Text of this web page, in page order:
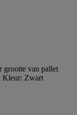
grootte van pallet
Kleur: Zwart